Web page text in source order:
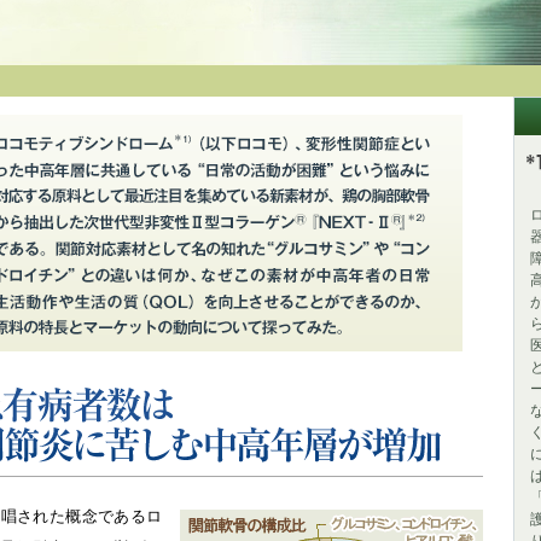
て最近注目を集めている新素材が、鶏の胸部軟骨から抽出した非変
。関節対応素材として名の知れた“グルコサミン”や“コンドロイチ
年の生活の質を向上させることができるのか、原料の特長とマーケ
された概念であるロ